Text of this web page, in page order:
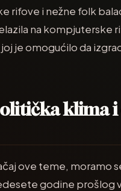
rifove i nežne folk
na kompjuterske
je omogućilo da
klima
ove teme, moramo
godine prošlog